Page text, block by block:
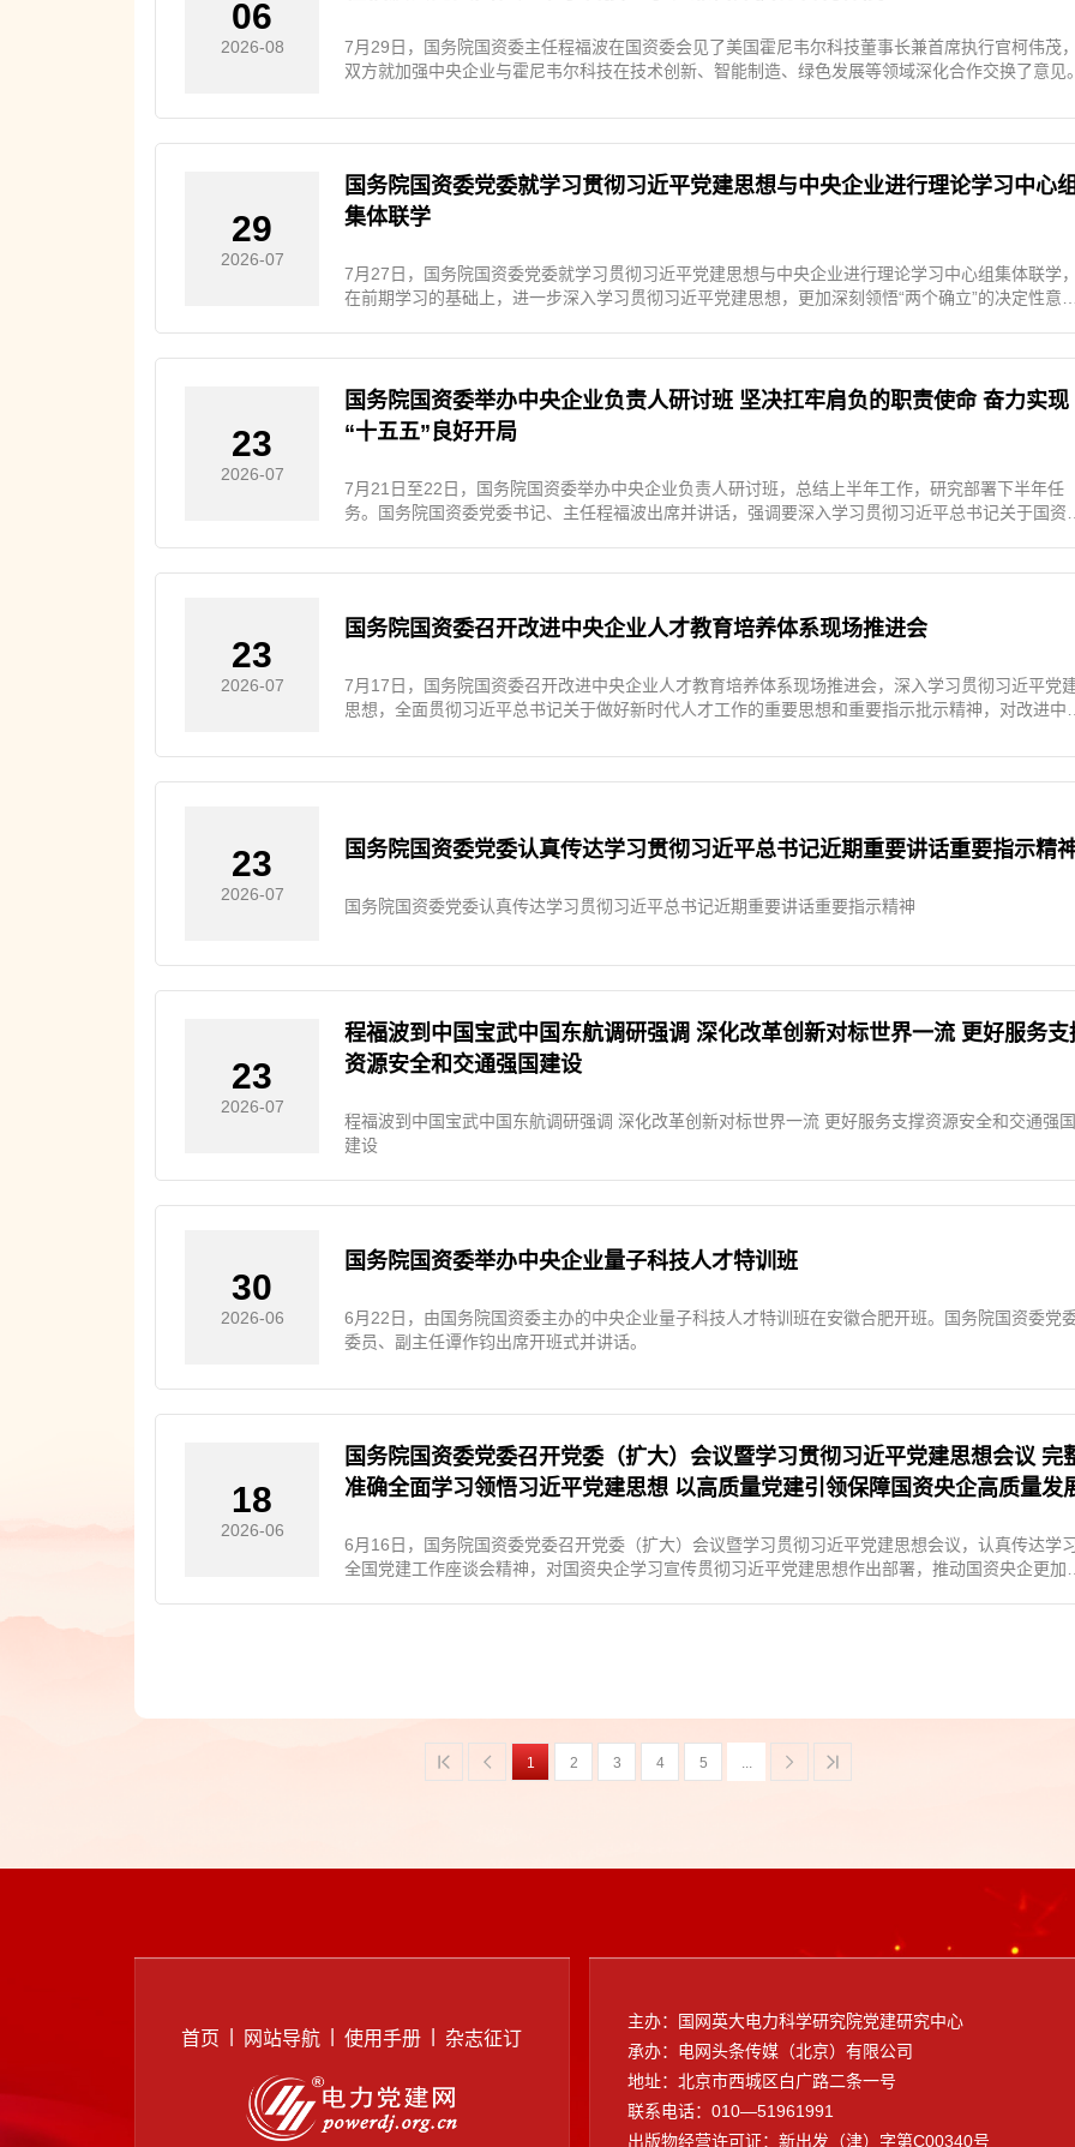
06
2026-08
7月29日，国务院国资委主任程福波在国资委会见了美国霍尼韦尔科技董事长兼首席执行官柯伟茂，
双方就加强中央企业与霍尼韦尔科技在技术创新、智能制造、绿色发展等领域深化合作交换了意见。
29
2026-07
国务院国资委党委就学习贯彻习近平党建思想与中央企业进行理论学习中心
集体联学
7月27日，国务院国资委党委就学习贯彻习近平党建思想与中央企业进行理论学习中心组集体联学，
在前期学习的基础上，进一步深入学习贯彻习近平党建思想，更加深刻领悟“两个确立”的决定性意
国务院国资委党委委员，秘书长、总会计师参加学习。
23
2026-07
国务院国资委举办中央企业负责人研讨班 坚决扛牢肩负的职责使命 奋力实现
“十五五”良好开局
7月21日至22日，国务院国资委举办中央企业负责人研讨班，总结上半年工作，研究部署下半年任
务。国务院国资委党委书记、主任程福波出席并讲话，强调要深入学习贯彻习近平总书记关于国资
23
2026-07
国务院国资委召开改进中央企业人才教育培养体系现场推进会
7月17日，国务院国资委召开改进中央企业人才教育培养体系现场推进会，深入学习贯彻习近平党
思想，全面贯彻习近平总书记关于做好新时代人才工作的重要思想和重要指示批示精神，对改进中央
组织部、教育部、人力资源社会保障部有关司局负责同志参加会议。
23
2026-07
国务院国资委党委认真传达学习贯彻习近平总书记近期重要讲话重要指示精
国务院国资委党委认真传达学习贯彻习近平总书记近期重要讲话重要指示精神
23
2026-07
程福波到中国宝武中国东航调研强调 深化改革创新对标世界一流 更好服务支
资源安全和交通强国建设
程福波到中国宝武中国东航调研强调 深化改革创新对标世界一流 更好服务支撑资源安全和交通强国
建设
30
2026-06
国务院国资委举办中央企业量子科技人才特训班
6月22日，由国务院国资委主办的中央企业量子科技人才特训班在安徽合肥开班。国务院国资委党
委员、副主任谭作钧出席开班式并讲话。
18
2026-06
国务院国资委党委召开党委（扩大）会议暨学习贯彻习近平党建思想会议 完
准确全面学习领悟习近平党建思想 以高质量党建引领保障国资央企高质量发
6月16日，国务院国资委党委召开党委（扩大）会议暨学习贯彻习近平党建思想会议，认真传达学
全国党建工作座谈会精神，对国资央企学习宣传贯彻习近平党建思想作出部署，推动国资央企更加
1 2 3 4 5 ...
首页 网站导航 使用手册 杂志征订
主办：国网英大电力科学研究院党建研究中心
承办：电网头条传媒（北京）有限公司
地址：北京市西城区白广路二条一号
联系电话：010—51961991
出版物经营许可证：新出发（津）字第C00340号